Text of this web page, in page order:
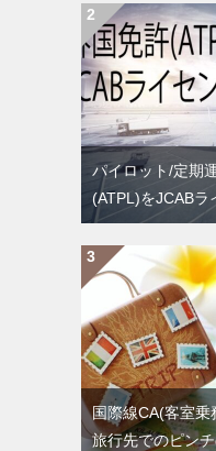
パイロット/定期
(ATPL)をJCABラ
国際線CA(客室
旅行先でのピン